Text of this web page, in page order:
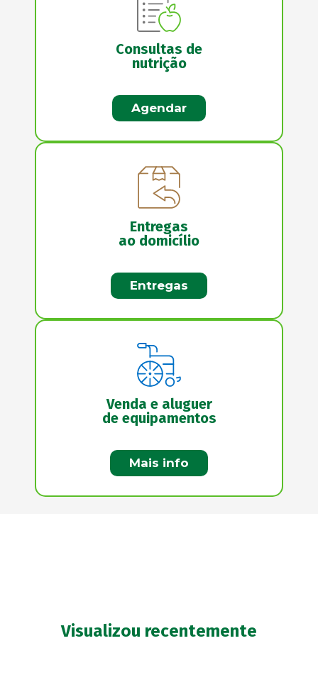
Consultas de
nutrição
Agendar
Entregas
ao domicílio
Entregas
Venda e aluguer
de equipamentos
Mais info
Visualizou recentemente